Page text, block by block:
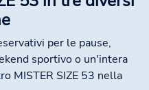
per le pause,
sportivo o un'intera
MISTER SIZE 53 nella